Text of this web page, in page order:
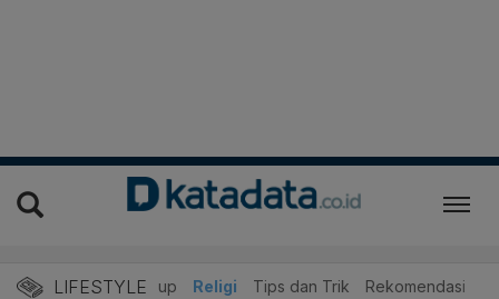
LIFESTYLE
Edukasi Gaya Hidup Religi Tips dan Trik Rekomendasi